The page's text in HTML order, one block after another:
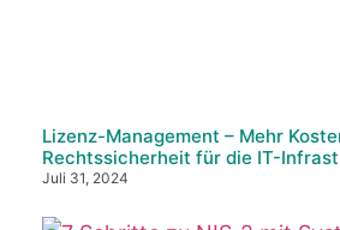
Lizenz-Management – Mehr
Rechtssicherheit für die IT-
Juli 31, 2024